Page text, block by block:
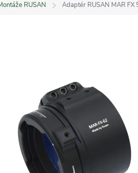
RUSAN Adaptér RUSAN MAR FX